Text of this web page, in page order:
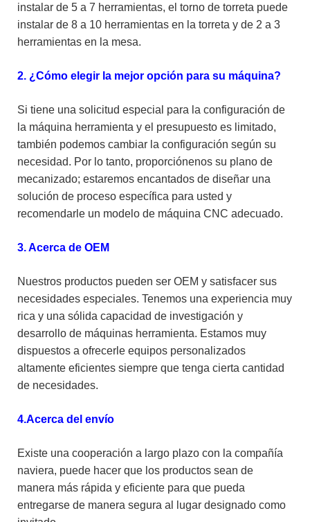
instalar de 5 a 7 herramientas, el torno de torreta puede
instalar de 8 a 10 herramientas en la torreta y de 2 a 3
herramientas en la mesa.
2. ¿Cómo elegir la mejor opción para su máquina?
Si tiene una solicitud especial para la configuración de
la máquina herramienta y el presupuesto es limitado,
también podemos cambiar la configuración según su
necesidad. Por lo tanto, proporciónenos su plano de
mecanizado; estaremos encantados de diseñar una
solución de proceso específica para usted y
recomendarle un modelo de máquina CNC adecuado.
3. Acerca de OEM
Nuestros productos pueden ser OEM y satisfacer sus
necesidades especiales. Tenemos una experiencia muy
rica y una sólida capacidad de investigación y
desarrollo de máquinas herramienta. Estamos muy
dispuestos a ofrecerle equipos personalizados
altamente eficientes siempre que tenga cierta cantidad
de necesidades.
4.Acerca del envío
Existe una cooperación a largo plazo con la compañía
naviera, puede hacer que los productos sean de
manera más rápida y eficiente para que pueda
entregarse de manera segura al lugar designado como